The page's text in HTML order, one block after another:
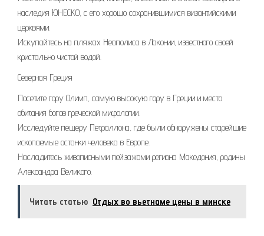
наследия ЮНЕСКО, с его хорошо сохранившимися византийскими
церквями.
Искупайтесь на пляжах Неаполиса в Лаконии, известного своей
кристально чистой водой.
Северная Греция
Посетите гору Олимп, самую высокую гору в Греции и место
обитания богов греческой мифологии.
Исследуйте пещеру Петраллона, где были обнаружены старейшие
ископаемые останки человека в Европе.
Насладитесь живописными пейзажами региона Македония, родины
Александра Великого.
Читать статью Отдых во вьетнаме цены в минске